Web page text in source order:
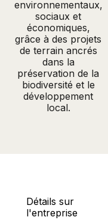
environnementaux,
sociaux et
économiques,
grâce à des projets
de terrain ancrés
dans la
préservation de la
biodiversité et le
développement
local.
Détails sur
l'entreprise